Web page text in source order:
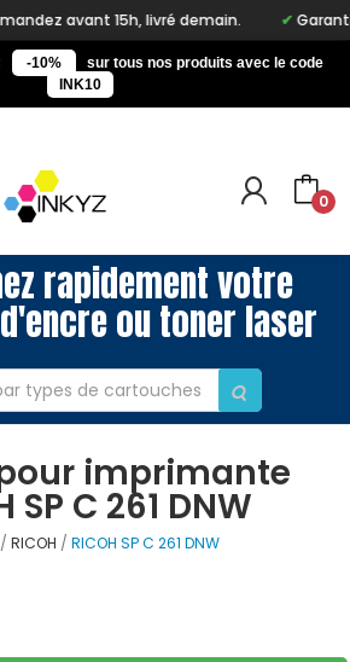
avant 15h, livré demain.
-10%
sur tous nos produits avec le code
INK10
0
rapidement votre
ou toner laser
imprimante
SP C 261 DNW
RICOH RICOH SP C 261 DNW